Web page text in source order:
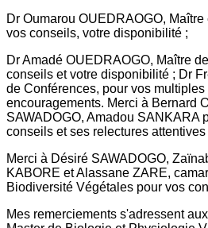
Dr Oumarou OUEDRAOGO,
vos conseils, votre disponibilité ;
Dr Amadé OUEDRAOGO, Maître
conseils et votre disponibilité ; Dr
de Conférences, pour vos
encouragements. Merci à Bernard
SAWADOGO, Amadou SANKARA
conseils et ses relectures attentives
Merci à Désiré SAWADOGO,
KABORE et Alassane ZARE,
Biodiversité Végétales pour vos
Mes remerciements s'adressent